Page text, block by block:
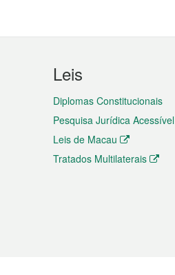
Leis
Diplomas Constitucionais
Pesquisa Jurídica Acessível
Leis de Macau
Tratados Multilaterais